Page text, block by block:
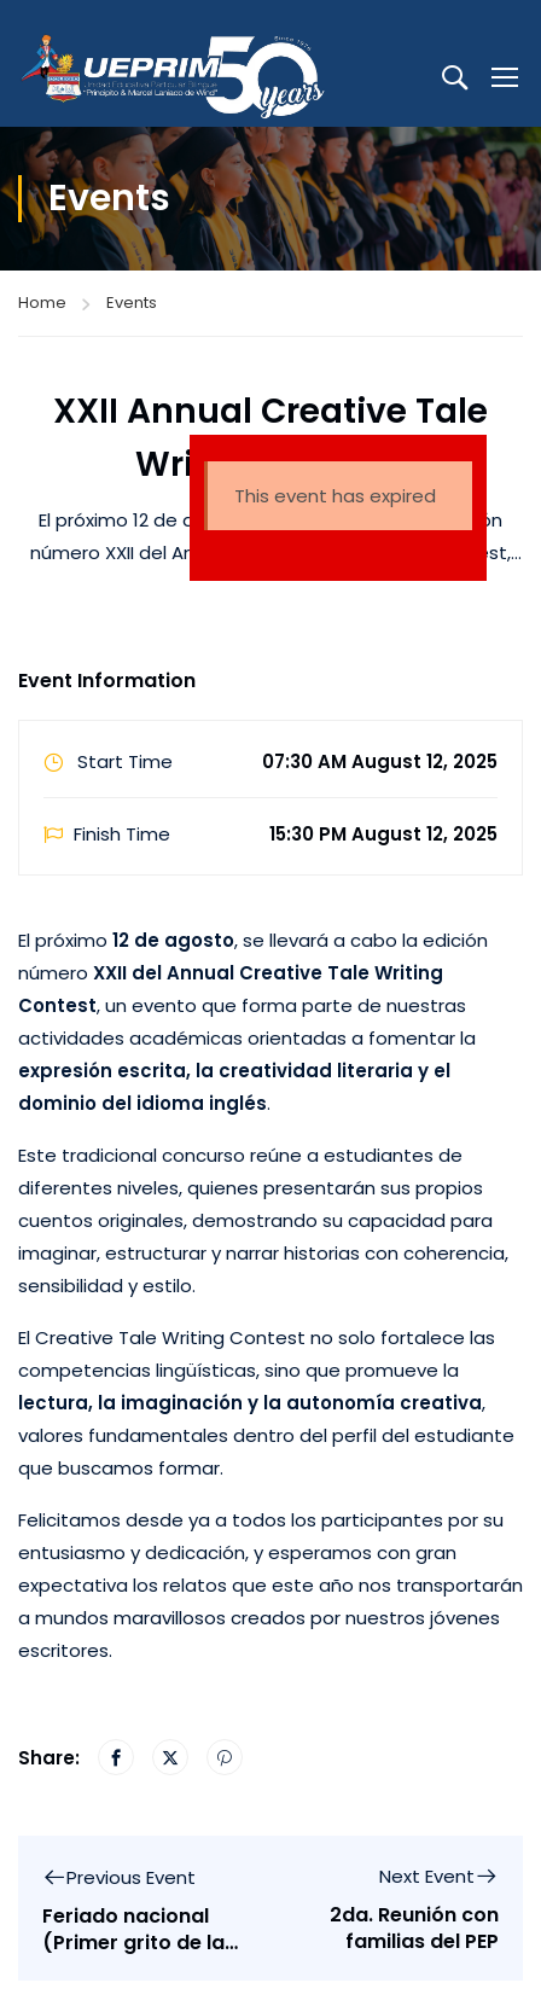
Events
Home Events
XXII Annual Creative Tale
Writing Contest
El próximo 12 de agosto, se llevará a cabo la edición
número XXII del Annual Creative Tale Writing Contest,
un evento que forma parte de nuestras actividades
This event has expired
Event Information
Start Time 07:30 AM August 12, 2025
Finish Time 15:30 PM August 12, 2025
El próximo 12 de agosto, se llevará a cabo la edición
número XXII del Annual Creative Tale Writing
Contest, un evento que forma parte de nuestras
actividades académicas orientadas a fomentar la
expresión escrita, la creatividad literaria y el
dominio del idioma inglés.
Este tradicional concurso reúne a estudiantes de
diferentes niveles, quienes presentarán sus propios
cuentos originales, demostrando su capacidad para
imaginar, estructurar y narrar historias con coherencia,
sensibilidad y estilo.
El Creative Tale Writing Contest no solo fortalece las
competencias lingüísticas, sino que promueve la
lectura, la imaginación y la autonomía creativa,
valores fundamentales dentro del perfil del estudiante
que buscamos formar.
Felicitamos desde ya a todos los participantes por su
entusiasmo y dedicación, y esperamos con gran
expectativa los relatos que este año nos transportarán
a mundos maravillosos creados por nuestros jóvenes
escritores.
Share:
Previous Event
Feriado nacional
(Primer grito de la
Next Event
2da. Reunión con
familias del PEP